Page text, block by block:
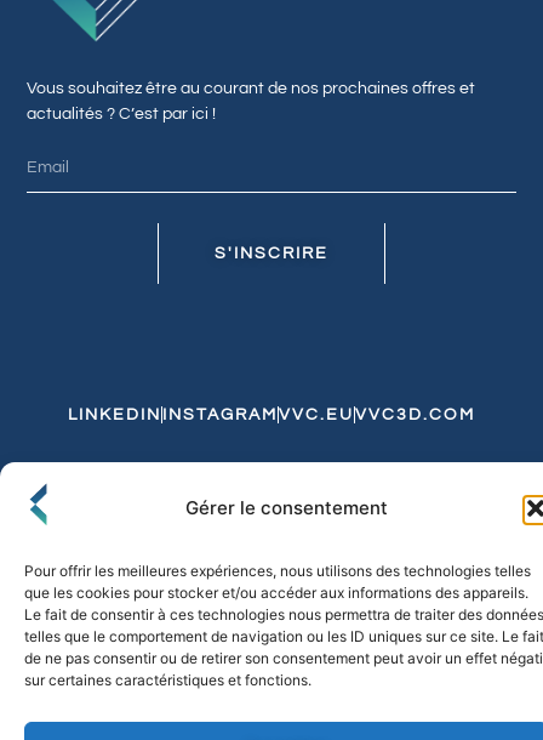
Gérer le consentement
Pour offrir les meilleures expériences, nous utilisons des technologies telles
que les cookies pour stocker et/ou accéder aux informations des appareils.
Le fait de consentir à ces technologies nous permettra de traiter des données
telles que le comportement de navigation ou les ID uniques sur ce site. Le fait
de ne pas consentir ou de retirer son consentement peut avoir un effet
sur certaines caractéristiques et fonctions.
Vous souhaitez être au courant de nos prochaines offres et
actualités ? C’est par ici !
S'INSCRIRE
LINKEDIN INSTAGRAM VVC.EU VVC3D.COM
Politique de Confidentialité et de CookiesExpédition et Livraison
© 2026 FLO & CO. All Rights Reserved